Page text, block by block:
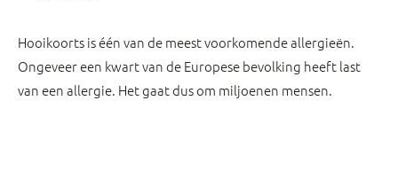
Hooikoorts is één van de meest voorkomende allergieën.
Ongeveer een kwart van de Europese bevolking heeft last
van een allergie. Het gaat dus om miljoenen mensen.